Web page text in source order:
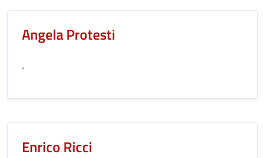
Angela Protesti
.
Enrico Ricci